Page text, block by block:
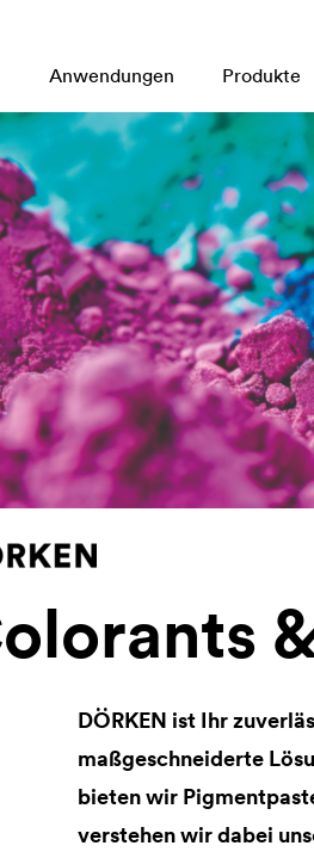
Anwendungen Produkte
DÖRKEN ist Ihr
maßgeschneiderte
bieten wir
verstehen wir dabei